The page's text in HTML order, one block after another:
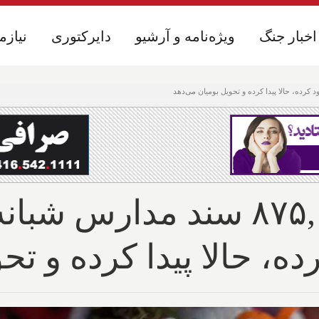
دایرکتوری ویژه‌نامه و آرشیو اخبار جنگ دایرکتوری ویژه‌نامه و آرشیو اخبار جنگ
کانادا می گوید ۸۷۵,۰۰۰
حالا پیدا کرده و